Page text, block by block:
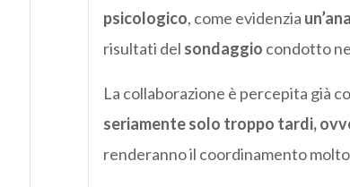
psicologico, come evidenzia
risultati del sondaggio condotto
La collaborazione è percepita già
seriamente solo troppo tardi,
renderanno il coordinamento